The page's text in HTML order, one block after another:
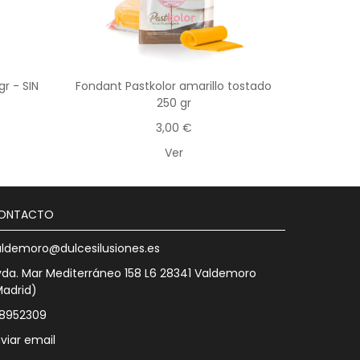
- SIN
Fondant Pastkolor amarillo tostado
250 gr
3,00 €
Ver
Mar Mediterráneo 158 L6 28341 Valdemoro
email